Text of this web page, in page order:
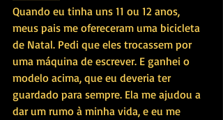
Quando eu tinha uns 11 ou 12 anos,
meus pais me ofereceram uma bicicleta
de Natal. Pedi que eles trocassem por
uma máquina de escrever. E ganhei o
modelo acima, que eu deveria ter
guardado para sempre. Ela me ajudou a
dar um rumo à minha vida, e eu me